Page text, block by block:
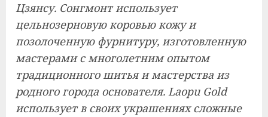
Цзянсу. Сонгмонт использует
цельнозерновую коровью кожу и
позолоченную фурнитуру, изготовленную
мастерами с многолетним опытом
традиционного шитья и мастерства из
родного города основателя. Laopu Gold
использует в своих украшениях сложные